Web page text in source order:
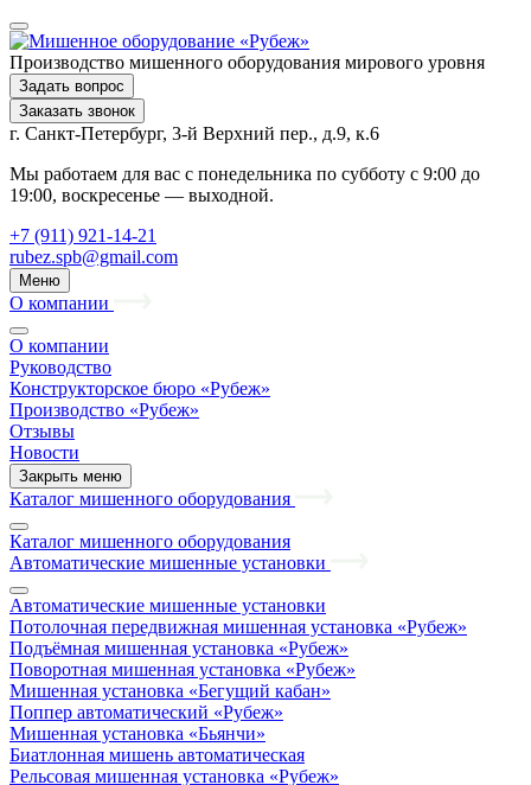
Производство мишенного оборудования мирового уровня
Задать вопрос
Заказать звонок
г. Санкт-Петербург, 3-й Верхний пер., д.9, к.6
Мы работаем для вас с понедельника по субботу с 9:00 до
19:00, воскресенье — выходной.
+7 (911) 921-14-21
rubez.spb@gmail.com
Меню
О компании
О компании
Руководство
Конструкторское бюро «Рубеж»
Производство «Рубеж»
Отзывы
Новости
Закрыть меню
Каталог мишенного оборудования
Каталог мишенного оборудования
Автоматические мишенные установки
Автоматические мишенные установки
Потолочная передвижная мишенная установка «Рубеж»
Подъёмная мишенная установка «Рубеж»
Поворотная мишенная установка «Рубеж»
Мишенная установка «Бегущий кабан»
Поппер автоматический «Рубеж»
Мишенная установка «Бьянчи»
Биатлонная мишень автоматическая
Рельсовая мишенная установка «Рубеж»